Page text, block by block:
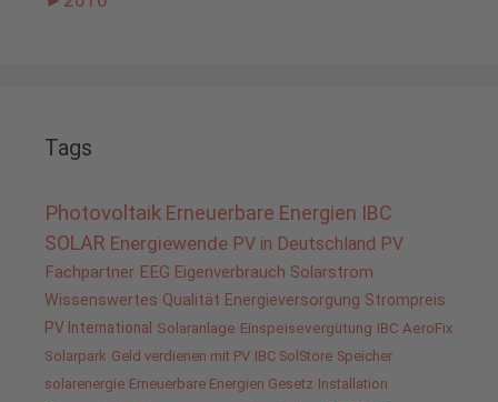
Tags
Photovoltaik Erneuerbare Energien IBC
SOLAR Energiewende PV in Deutschland PV
Fachpartner EEG Eigenverbrauch Solarstrom
Wissenswertes Qualität Energieversorgung Strompreis
PV International Solaranlage Einspeisevergütung IBC AeroFix
Solarpark Geld verdienen mit PV IBC SolStore Speicher
solarenergie Erneuerbare Energien Gesetz Installation